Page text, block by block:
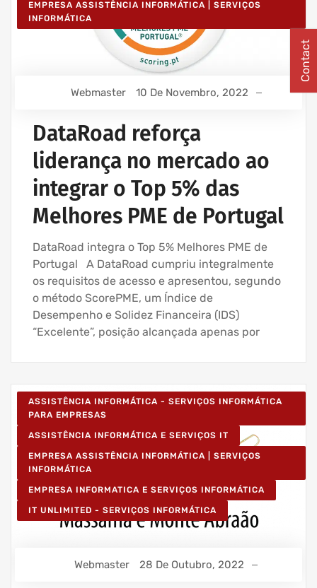
EMPRESA ASSISTÊNCIA INFORMÁTICA | SERVIÇOS
INFORMÁTICA
Webmaster 10 De Novembro, 2022
DataRoad reforça
liderança no mercado ao
integrar o Top 5% das
Melhores PME de Portugal
DataRoad integra o Top 5% Melhores PME de
Portugal A DataRoad cumpriu integralmente
os requisitos de acesso e apresentou, segundo
o método ScorePME, um Índice de
Desempenho e Solidez Financeira (IDS)
“Excelente”, posição alcançada apenas por
ASSISTÊNCIA INFORMÁTICA - SERVIÇOS INFORMÁTICA
PARA EMPRESAS
ASSISTÊNCIA INFORMÁTICA E SERVIÇOS IT
EMPRESA ASSISTÊNCIA INFORMÁTICA | SERVIÇOS
INFORMÁTICA
EMPRESA INFORMATICA E SERVIÇOS INFORMÁTICA
IT UNLIMITED - SERVIÇOS INFORMÁTICA
Webmaster 28 De Outubro, 2022
Contact